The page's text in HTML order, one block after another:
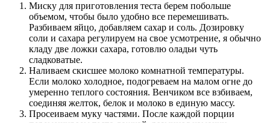
Миску для приготовления теста берем побольше
объемом, чтобы было удобно все перемешивать.
Разбиваем яйцо, добавляем сахар и соль. Дозировку
соли и сахара регулируем на свое усмотрение, я обычно
кладу две ложки сахара, готовлю оладьи чуть
сладковатые.
Наливаем скисшее молоко комнатной температуры.
Если молоко холодное, подогреваем на малом огне до
умеренно теплого состояния. Венчиком все взбиваем,
соединяя желток, белок и молоко в единую массу.
Просеиваем муку частями. После каждой порции